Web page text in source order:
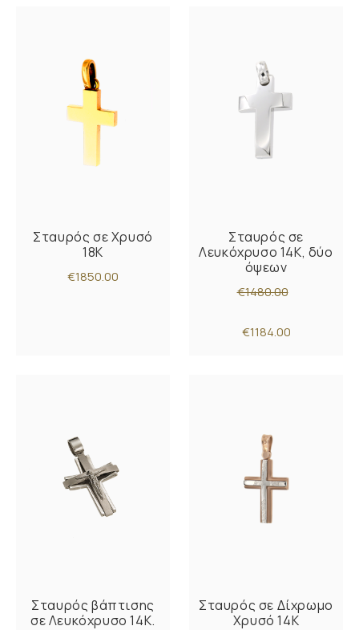
Σταυρός σε Χρυσό
18K
€1850.00
Σταυρός σε
Λευκόχρυσο 14K, δύο
όψεων
€1480.00
€1184.00
Σταυρός βάπτισης
σε Λευκόχρυσο 14K.
Σταυρός σε Δίχρωμο
Χρυσό 14K